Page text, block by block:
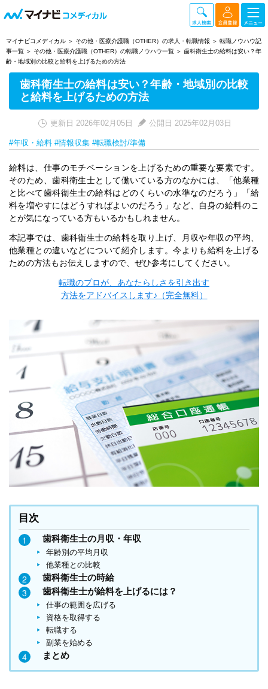
マイナビコメディカル その他・医療介護職（OTHER）の求人・転職情報
転職ノウハウ記
事一覧
その他・医療介護職（OTHER）の転職ノウハウ一覧
歯科衛生士の給料は安い？年
齢・地域別の比較と給料を上げるための方法
歯科衛生士の給料は安い？年齢・地域別の比較
と給料を上げるための方法
更新日 2026年02月05日 公開日 2025年02月03日
#年収・給料 #情報収集 #転職検討/準備
給料は、仕事のモチベーションを上げるための重要な要素です。
そのため、歯科衛生士として働いている方のなかには、「他業種
と比べて歯科衛生士の給料はどのくらいの水準なのだろう」「給
料を増やすにはどうすればよいのだろう」など、自身の給料のこ
とが気になっている方もいるかもしれません。
本記事では、歯科衛生士の給料を取り上げ、月収や年収の平均、
他業種との違いなどについて紹介します。今よりも給料を上げる
ための方法もお伝えしますので、ぜひ参考にしてください。
転職のプロが、あなたらしさを引き出す
方法をアドバイスします♪（完全無料）
目次
歯科衛生士の月収・年収
年齢別の平均月収
他業種との比較
歯科衛生士の時給
歯科衛生士が給料を上げるには？
仕事の範囲を広げる
資格を取得する
転職する
副業を始める
まとめ